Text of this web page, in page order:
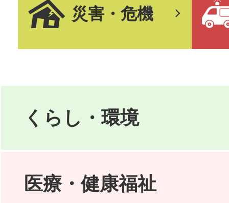
2026年07月29日
ごみ収集職員を募集
2026年07月17日
平和を見つめるピ
2026「水爆と空襲
（※参加者募集）
災害・危機
くらし・環境
医療・健康福祉